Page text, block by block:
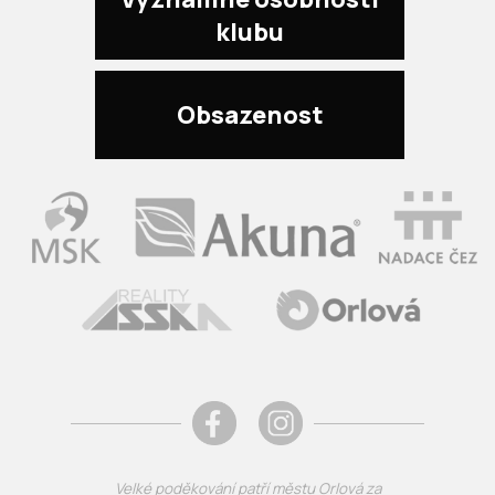
klubu
Obsazenost
Velké poděkování patří městu Orlová za